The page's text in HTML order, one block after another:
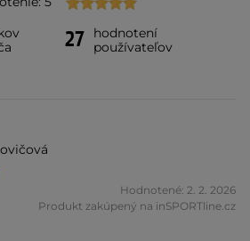
27
hodnotení
používateľov
Hodnotené: 2. 2. 2026
Produkt zakúpený na inSPORTline.cz